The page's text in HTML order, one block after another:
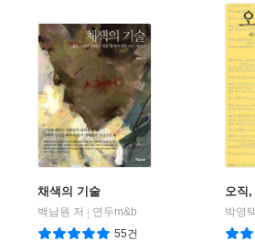
채색의 기술
백남원 저
연두m&b
55건
오직
박영